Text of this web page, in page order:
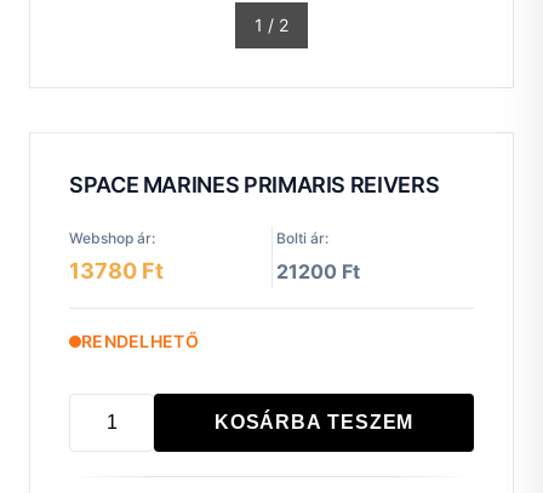
1 / 2
SPACE MARINES PRIMARIS REIVERS
Webshop ár: Bolti ár:
13780 Ft 21200 Ft
RENDELHETŐ
SPACE
KOSÁRBA TESZEM